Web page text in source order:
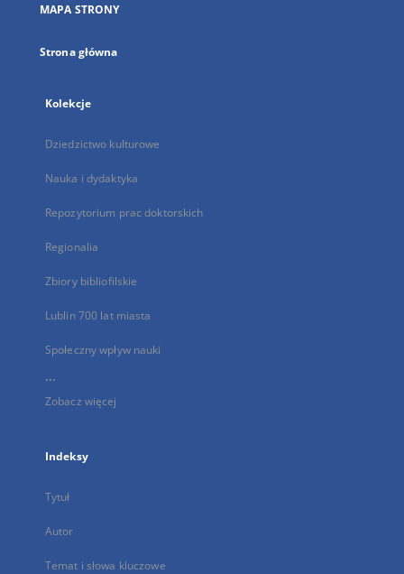
karcie
MAPA STRONY
Strona główna
Kolekcje
Dziedzictwo kulturowe
Nauka i dydaktyka
Repozytorium prac doktorskich
Regionalia
Zbiory bibliofilskie
Lublin 700 lat miasta
Społeczny wpływ nauki
...
Zobacz więcej
Indeksy
Tytuł
Autor
Temat i słowa kluczowe